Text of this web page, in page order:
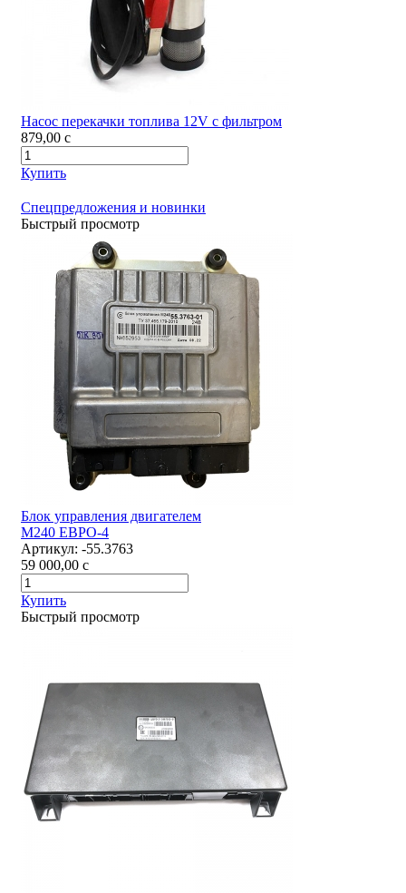
Насос перекачки топлива 12V с фильтром
879,00 c
Купить
Спецпредложения и новинки
Быстрый просмотр
Блок управления двигателем
М240 ЕВРО-4
Артикул: -55.3763
59 000,00 c
Купить
Быстрый просмотр